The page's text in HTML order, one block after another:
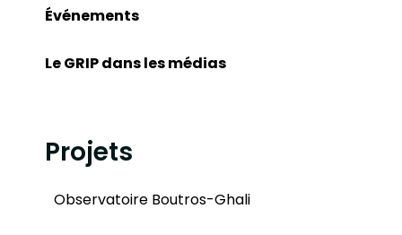
Événements
Le GRIP dans les médias
Projets
Observatoire Boutros-Ghali